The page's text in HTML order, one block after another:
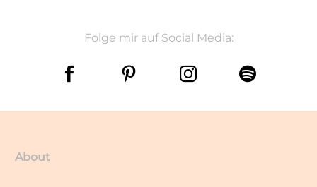
Folge mir auf Social Media:
About